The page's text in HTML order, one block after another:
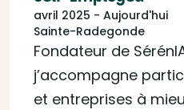
avril 2025 - Aujourd'hui
Sainte-Radegonde
Fondateur de
j’accompagne
et entreprises à